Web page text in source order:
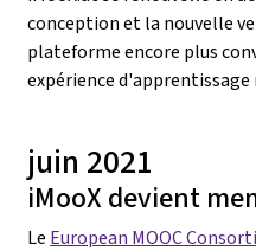
conception et la nouvelle
plateforme encore plus
expérience d'apprentissage
juin 2021
iMooX devient
Le European MOOC